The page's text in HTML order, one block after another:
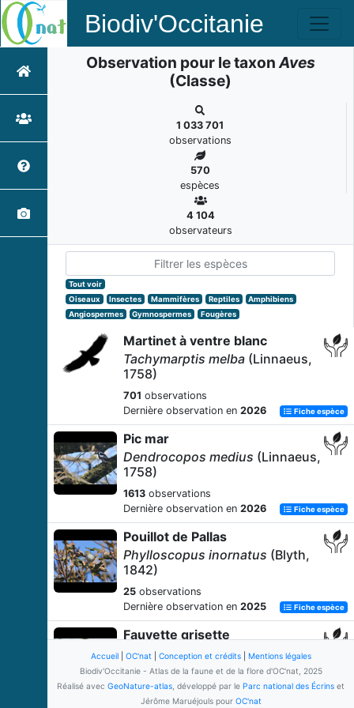
Biodiv'Occitanie
Observation pour le taxonAves
(Classe)
1 033 701
observations
570
espèces
4 104
observateurs
Tout voir
Oiseaux
Insectes Mammifères Reptiles
Amphibiens
Angiospermes
Gymnospermes Fougères
Martinet à ventre blanc
Tachymarptis melba (Linnaeus,
1758)
701 observations
Dernière observation en 2026 Fiche espèce
Pic mar
Dendrocopos medius (Linnaeus,
1758)
1613 observations
Dernière observation en 2026 Fiche espèce
Pouillot de Pallas
Phylloscopus inornatus (Blyth,
1842)
25 observations
Dernière observation en 2025 Fiche espèce
Fauvette grisette
Sylvia communisLatham, 1787
3957 observations
Dernière observation en 2026 Fiche espèce
Accueil| OC'nat| Conception et crédits| Mentions légales
Biodiv'Occitanie - Atlas de la faune et de la flore d'OC'nat, 2025
Réalisé avec GeoNature-atlas , développé par le Parc national des Écrins et
Jérôme Maruéjouls pour OC'nat